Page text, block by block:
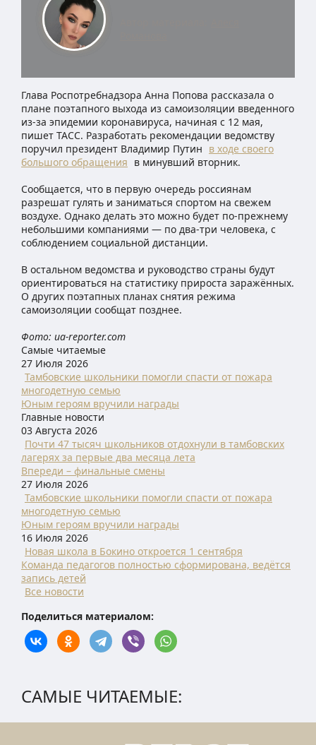
Глава Роспотребнадзора Анна Попова рассказала о
плане поэтапного выхода из самоизоляции введенного
из-за эпидемии коронавируса, начиная с 12 мая,
пишет ТАСС. Разработать рекомендации ведомству
поручил президент Владимир Путин в ходе своего
большого обращения в минувший вторник.
Сообщается, что в первую очередь россиянам
разрешат гулять и заниматься спортом на свежем
воздухе. Однако делать это можно будет по-прежнему
небольшими компаниями — по два-три человека, с
соблюдением социальной дистанции.
В остальном ведомства и руководство страны будут
ориентироваться на статистику прироста заражённых.
О других поэтапных планах снятия режима
самоизоляции сообщат позднее.
Фото: ua-reporter.com
Самые читаемые
27 Июля 2026
Тамбовские школьники помогли спасти от пожара
многодетную семью
Юным героям вручили награды
Главные новости
03 Августа 2026
Почти 47 тысяч школьников отдохнули в тамбовских
лагерях за первые два месяца лета
Впереди – финальные смены
27 Июля 2026
Тамбовские школьники помогли спасти от пожара
многодетную семью
Юным героям вручили награды
16 Июля 2026
Новая школа в Бокино откроется 1 сентября
Команда педагогов полностью сформирована, ведётся
запись детей
Все новости
Поделиться материалом:
САМЫЕ ЧИТАЕМЫЕ: